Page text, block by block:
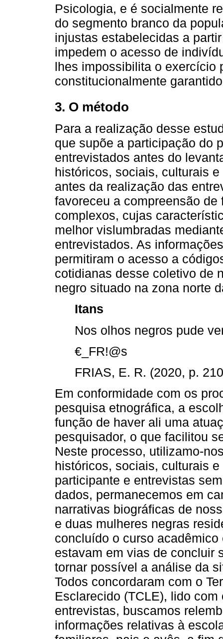
Psicologia, e é socialmente
do segmento branco da
injustas estabelecidas a
impedem o acesso de
lhes impossibilita o exercício
constitucionalmente
3. O método
Para a realização desse
que supõe a participação do
entrevistados antes do
históricos, sociais, culturais
antes da realização das
favoreceu a compreensão
complexos, cujas
melhor vislumbradas
entrevistados. As
permitiram o acesso a
cotidianas desse coletivo de
negro situado na zona norte
Itans
Nos olhos negros pude
€_FR!@s
FRIAS, E. R. (2020, p.
Em conformidade com os
pesquisa etnográfica, a
função de haver ali uma
pesquisador, o que facilitou
Neste processo, utilizamo-
históricos, sociais, culturais
participante e entrevistas
dados, permanecemos em
narrativas biográficas de
e duas mulheres negras
concluído o curso
estavam em vias de concluir
tornar possível a análise da
Todos concordaram com o
Esclarecido (TCLE), lido
entrevistas, buscamos
informações relativas à